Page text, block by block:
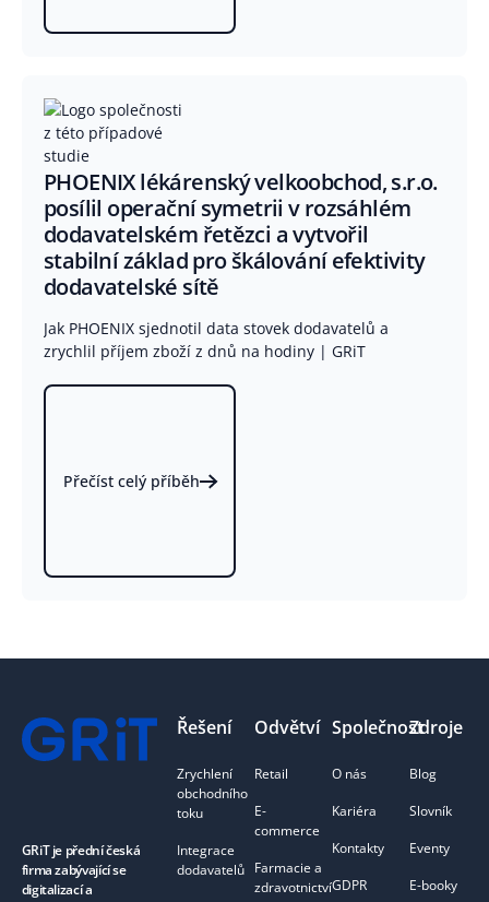
PHOENIX lékárenský velkoobchod, s.r.o.
posílil operační symetrii v rozsáhlém
dodavatelském řetězci a vytvořil
stabilní základ pro škálování efektivity
dodavatelské sítě
Jak PHOENIX sjednotil data stovek dodavatelů a
zrychlil příjem zboží z dnů na hodiny | GRiT
Přečíst celý příběh
GRiT je přední česká
firma zabývající se
digitalizací a
Řešení
Zrychlení
obchodního
toku
Integrace
dodavatelů
Odvětví
Retail
E-
commerce
Farmacie a
zdravotnictví
Společnost
O nás
Kariéra
Kontakty
GDPR
Zdroje
Blog
Slovník
Eventy
E-booky